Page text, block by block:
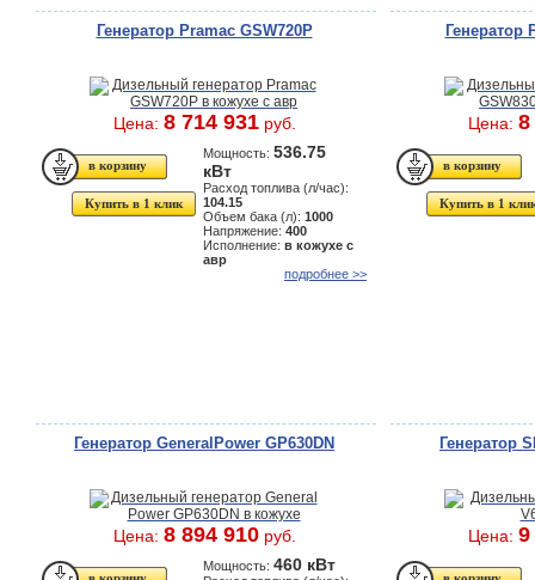
Генератор Pramac GSW720P
Цена: 8 714 931руб.
Купить в 1 клик
Мощность: 536.75
кВт
Расход топлива (л/час):
104.15
Объем бака (л): 1000
Напряжение: 400
Исполнение: в кожухе с
авр
подробнее >>
Генератор
Цена: 8
Купить в 1
Генератор GeneralPower GP630DN
Цена: 8 894 910руб.
Мощность: 460 кВт
Генератор
Цена: 9